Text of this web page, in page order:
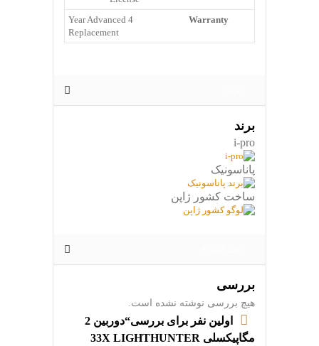
Warranty
4 Year Advanced
Replacement
برند
i-pro
پاناسونیک
ساخت کشور ژاپن
بررسی
هیچ بررسی نوشته نشده است.
اولین نفر برای بررسی“دوربین 2
مگاپیکسلی 33X LIGHTHUNTER